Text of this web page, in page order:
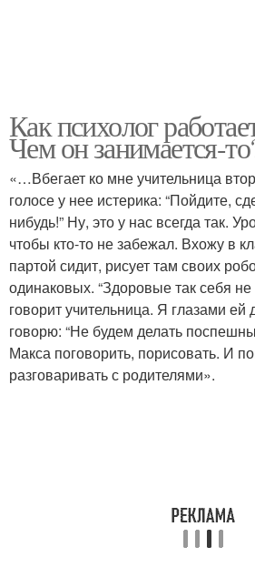
Как психолог
Чем он занимается-
«…Вбегает ко мне учительница
голосе у нее истерика: “Пойдите,
нибудь!” Ну, это у нас всегда так.
чтобы кто-то не забежал. Вхожу в
партой сидит, рисует там своих
одинаковых. “Здоровые так себя не
говорит учительница. Я глазами ей
говорю: “Не будем делать
Макса поговорить, порисовать. И
разговаривать с родителями».